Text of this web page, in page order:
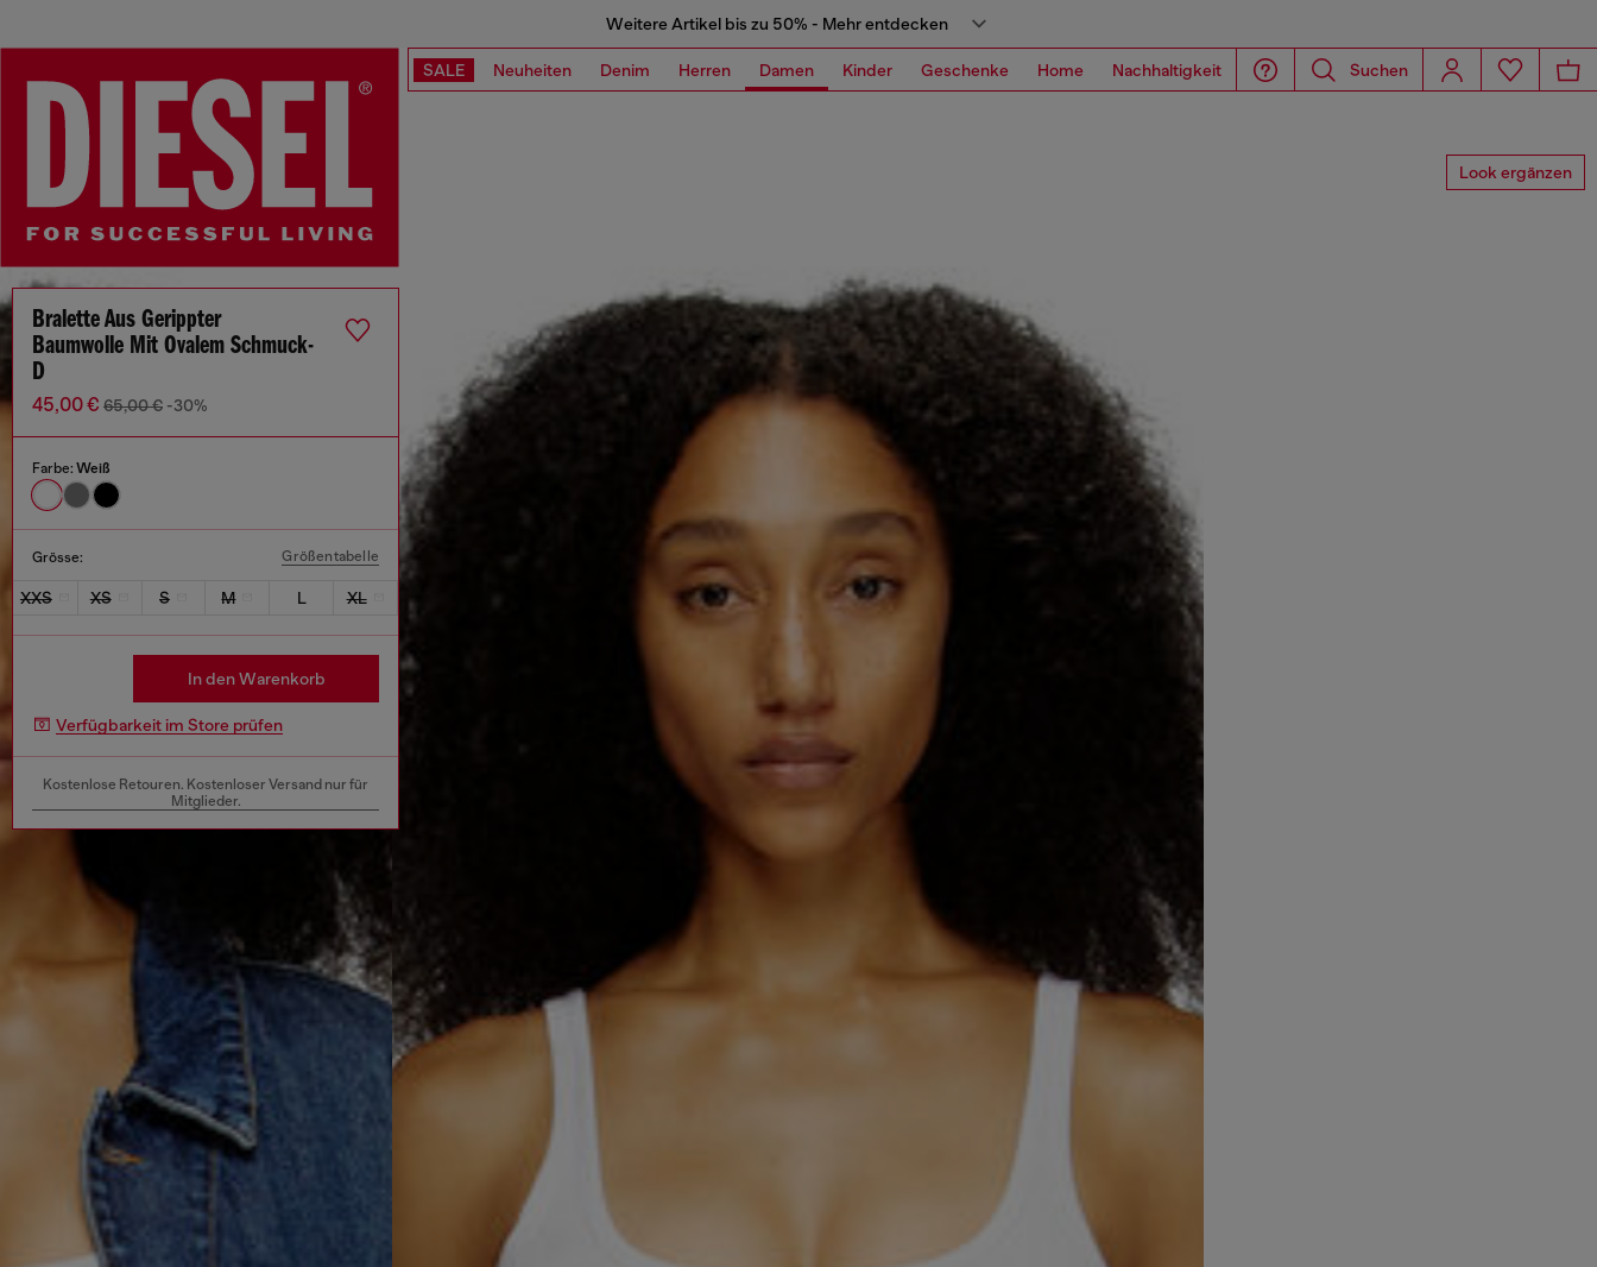
Weitere Artikel bis zu 50% - Mehr entdecken
SALE Neuheiten Denim Herren Damen Kinder Geschenke Home Nachhaltigkeit Suchen
Look ergänzen
Bralette Aus Gerippter
Baumwolle Mit Ovalem Schmuck-
D
45,00 € 65,00 € -30%
Farbe: Weiß
Grösse: Größentabelle
XXS XS S M L XL
In den Warenkorb
Verfügbarkeit im Store prüfen
Kostenlose Retouren. Kostenloser Versand nur für
Mitglieder.